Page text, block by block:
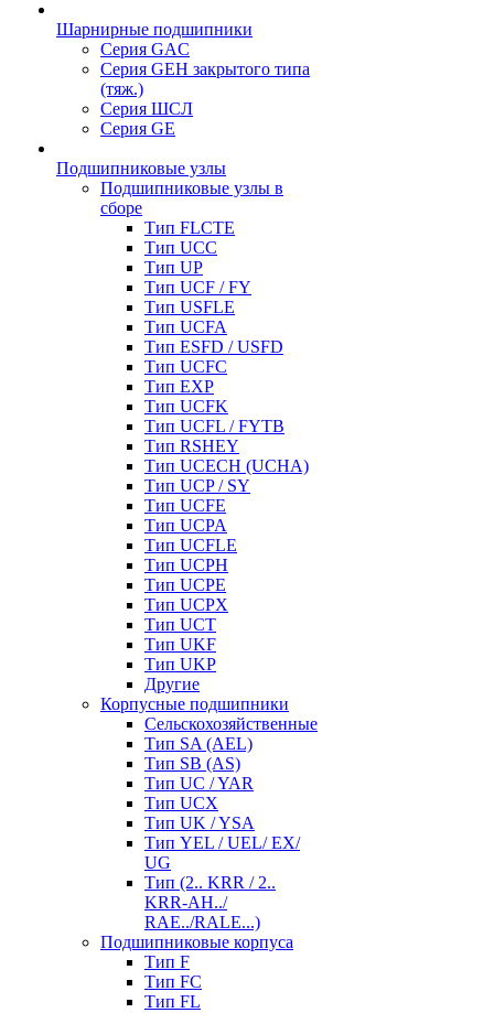
Шарнирные подшипники
Серия GAC
Серия GEH закрытого типа
(тяж.)
Серия ШСЛ
Серия GE
Подшипниковые узлы
Подшипниковые узлы в
сборе
Тип FLCTE
Тип UCC
Тип UP
Тип UCF / FY
Тип USFLE
Тип UCFA
Тип ESFD / USFD
Тип UCFC
Тип EXP
Тип UCFK
Тип UCFL / FYTB
Тип RSHEY
Тип UCECH (UCHA)
Тип UCP / SY
Тип UCFE
Тип UCPA
Тип UCFLE
Тип UCPH
Тип UCPE
Тип UCPX
Тип UCT
Тип UKF
Тип UKP
Другие
Корпусные подшипники
Сельскохозяйственные
Тип SA (AEL)
Тип SB (AS)
Тип UC / YAR
Тип UCX
Тип UK / YSA
Тип YEL / UEL/ EX/
UG
Тип (2.. KRR / 2..
KRR-AH../
RAE../RALE...)
Подшипниковые корпуса
Тип F
Тип FC
Тип FL